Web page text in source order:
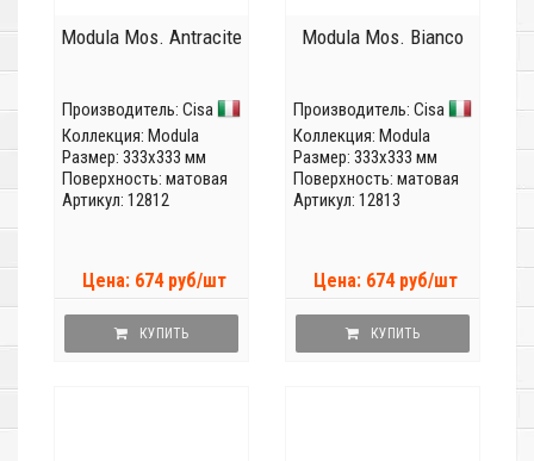
Modula Mos. Antracite
Производитель: Cisa
Коллекция: Modula
Размер: 333x333 мм
Поверхность: матовая
Артикул: 12812
Цена: 674 руб/шт
КУПИТЬ
Modula Mos. Bianco
Производитель: Cisa
Коллекция: Modula
Размер: 333x333 мм
Поверхность: матовая
Артикул: 12813
Цена: 674 руб/шт
КУПИТЬ